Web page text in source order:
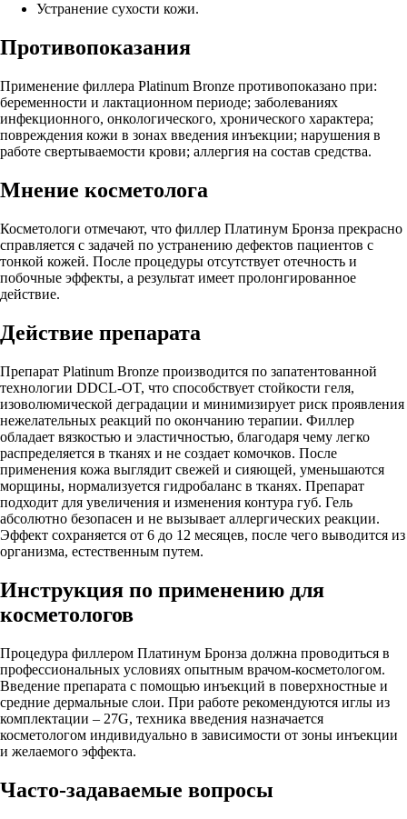
Устранение сухости кожи.
Противопоказания
Применение филлера Platinum Bronze противопоказано при:
беременности и лактационном периоде; заболеваниях
инфекционного, онкологического, хронического характера;
повреждения кожи в зонах введения инъекции; нарушения в
работе свертываемости крови; аллергия на состав средства.
Мнение косметолога
Косметологи отмечают, что филлер Платинум Бронза прекрасно
справляется с задачей по устранению дефектов пациентов с
тонкой кожей. После процедуры отсутствует отечность и
побочные эффекты, а результат имеет пролонгированное
действие.
Действие препарата
Препарат Platinum Bronze производится по запатентованной
технологии DDCL-OT, что способствует стойкости геля,
изоволюмической деградации и минимизирует риск проявления
нежелательных реакций по окончанию терапии. Филлер
обладает вязкостью и эластичностью, благодаря чему легко
распределяется в тканях и не создает комочков. После
применения кожа выглядит свежей и сияющей, уменьшаются
морщины, нормализуется гидробаланс в тканях. Препарат
подходит для увеличения и изменения контура губ. Гель
абсолютно безопасен и не вызывает аллергических реакции.
Эффект сохраняется от 6 до 12 месяцев, после чего выводится из
организма, естественным путем.
Инструкция по применению для
косметологов
Процедура филлером Платинум Бронза должна проводиться в
профессиональных условиях опытным врачом-косметологом.
Введение препарата с помощью инъекций в поверхностные и
средние дермальные слои. При работе рекомендуются иглы из
комплектации – 27G, техника введения назначается
косметологом индивидуально в зависимости от зоны инъекции
и желаемого эффекта.
Часто-задаваемые вопросы